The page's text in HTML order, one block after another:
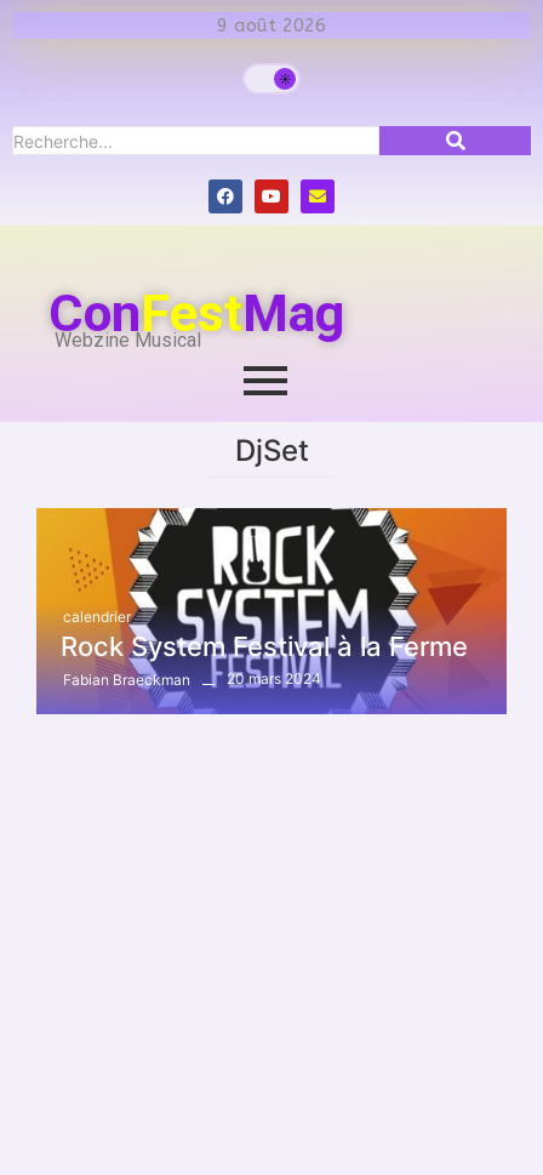
9 août 2026
ConFestMag
Webzine Musical
DjSet
calendrier
Rock System Festival à la Ferme
Fabian Braeckman 20 mars 2024